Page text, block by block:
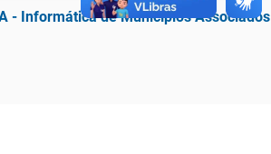
- Informática de Municípios Associados